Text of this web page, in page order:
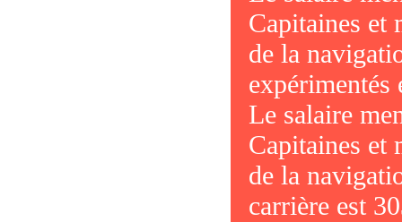
Capitaines et
de la
expérimentés
Le salaire
Capitaines et
de la
carrière est